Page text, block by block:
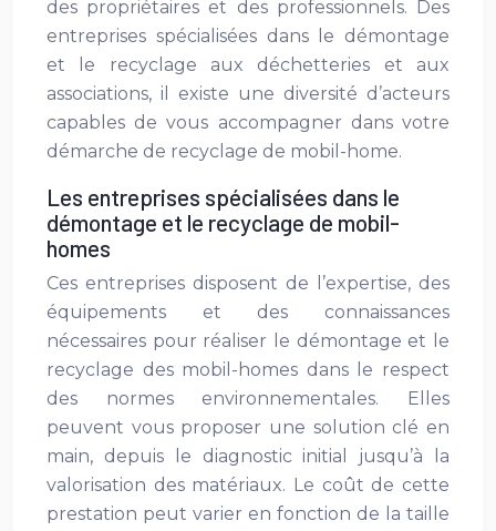
des propriétaires et des professionnels. Des
entreprises spécialisées dans le démontage
et le recyclage aux déchetteries et aux
associations, il existe une diversité d’acteurs
capables de vous accompagner dans votre
démarche de recyclage de mobil-home.
Les entreprises spécialisées dans le
démontage et le recyclage de mobil-
homes
Ces entreprises disposent de l’expertise, des
équipements et des connaissances
nécessaires pour réaliser le démontage et le
recyclage des mobil-homes dans le respect
des normes environnementales. Elles
peuvent vous proposer une solution clé en
main, depuis le diagnostic initial jusqu’à la
valorisation des matériaux. Le coût de cette
prestation peut varier en fonction de la taille